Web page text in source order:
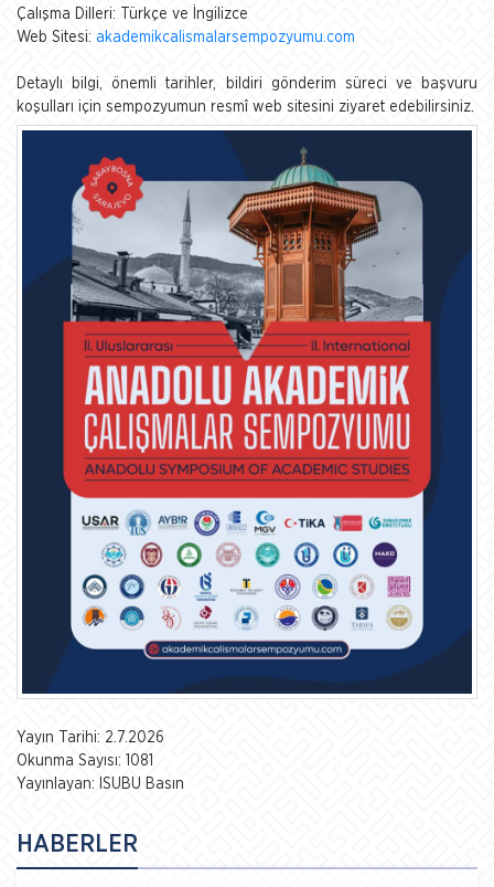
Çalışma Dilleri: Türkçe ve İngilizce
Web Sitesi: akademikcalismalarsempozyumu.com
Detaylı bilgi, önemli tarihler, bildiri gönderim süreci ve başvuru
koşulları için sempozyumun resmî web sitesini ziyaret edebilirsiniz.
Yayın Tarihi: 2.7.2026
Okunma Sayısı: 1081
Yayınlayan: ISUBU Basın
HABERLER